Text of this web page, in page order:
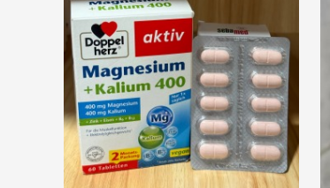
季大促！哥伦比亚运动热卖
低至6折
Columbia Sportswear